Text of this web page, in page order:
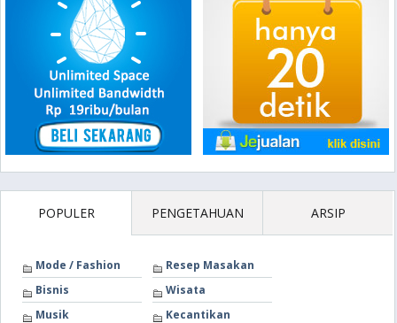
POPULER PENGETAHUAN ARSIP
Mode / Fashion
Resep Masakan
Bisnis
Wisata
Musik
Kecantikan